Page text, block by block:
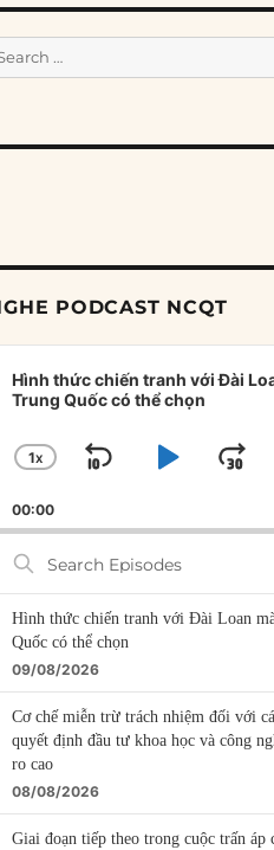
PODCAST NCQT
Hình thức chiến tranh với Đài
Trung Quốc có thể chọn
CHANGE
RATE
1X
SKIPPLAY
00:00
Search
Episodes
Hình thức chiến tranh với Đài Loan
Quốc có thể chọn
09/08/2026
Cơ chế miễn trừ trách nhiệm đối với
quyết định đầu tư khoa học và công
ro cao
08/08/2026
Giai đoạn tiếp theo trong cuộc trấn áp